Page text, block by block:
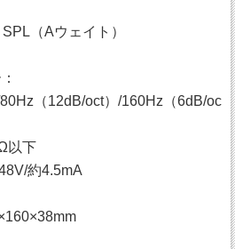
（Aウェイト）
（12dB/oct）/160Hz（6dB/oc
以下
約4.5mA